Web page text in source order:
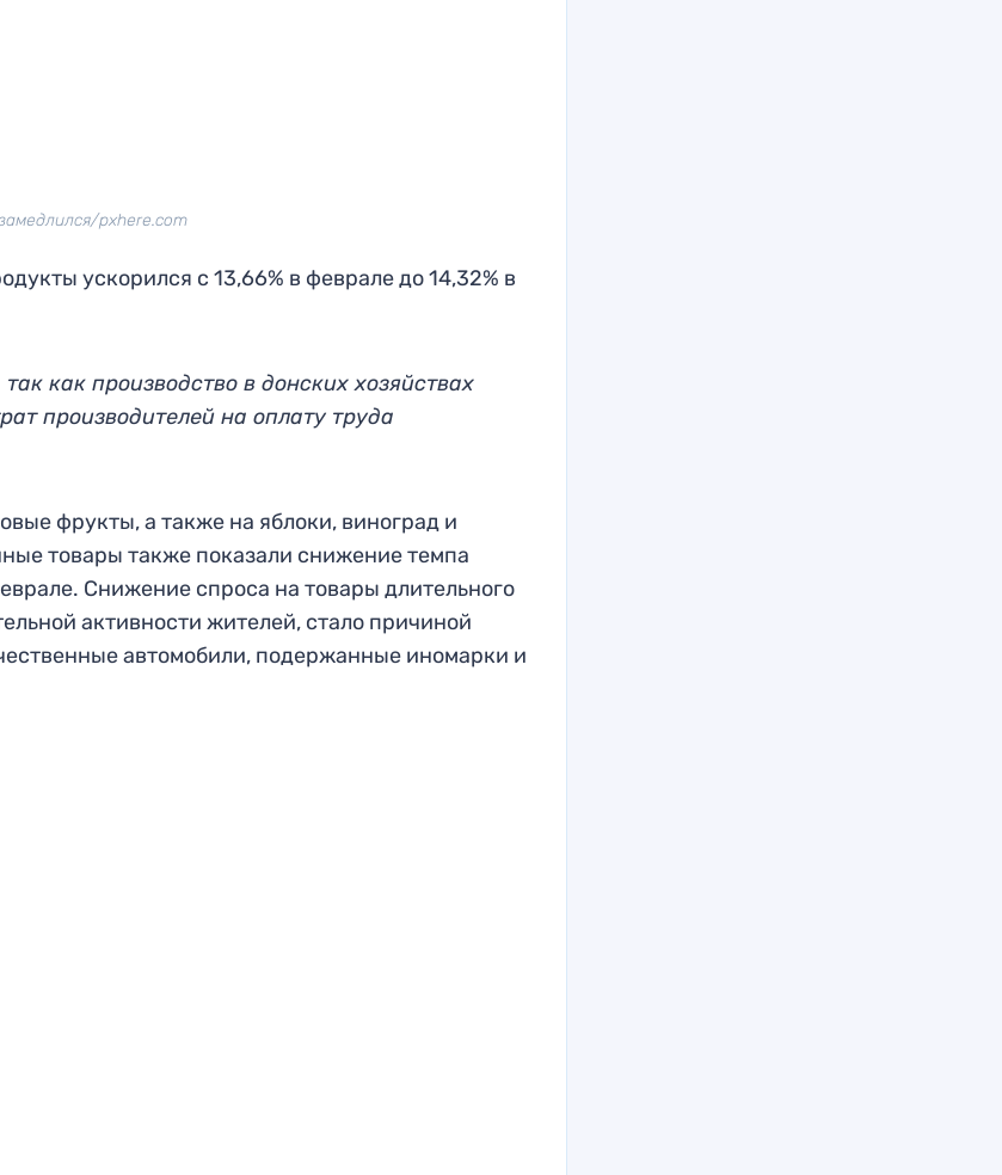
pxhere.com
ускорился с 13,66% в феврале до 14,32% в
как производство в донских хозяйствах
производителей на оплату труда
фрукты, а также на яблоки, виноград и
товары также показали снижение темпа
Снижение спроса на товары длительного
активности жителей, стало причиной
автомобили, подержанные иномарки и